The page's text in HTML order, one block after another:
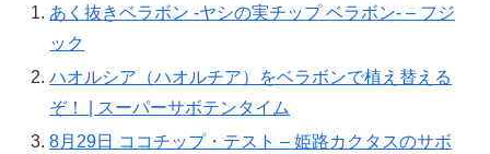
あく抜きベラボン -ヤシの実チップ ベラボン- – フジ
ック
ハオルシア（ハオルチア）をベラボンで植え替える
ぞ！ | スーパーサボテンタイム
8月29日 ココチップ・テスト – 姫路カクタスのサボ